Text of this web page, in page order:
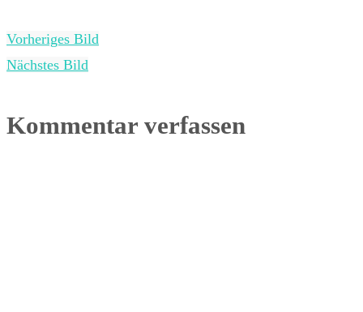
Vorheriges Bild
Nächstes Bild
Kommentar verfassen